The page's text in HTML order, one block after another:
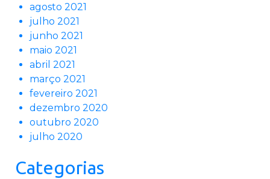
agosto 2021
julho 2021
junho 2021
maio 2021
abril 2021
março 2021
fevereiro 2021
dezembro 2020
outubro 2020
julho 2020
Categorias